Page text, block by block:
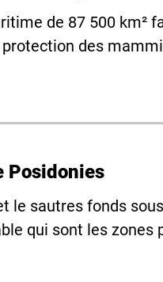
de 87 500 km²
des
Posidonies
le sautres fonds
qui sont les zones